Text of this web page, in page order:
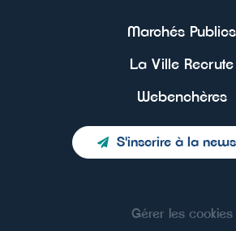
Marchés Publics
La Ville Recrute
Webenchères
S'inscrire à la
Gérer les cookies